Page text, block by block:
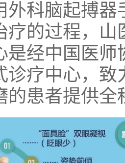
外科脑起搏
疗的过程，
是经中国医
诊疗中心，
的患者提供全